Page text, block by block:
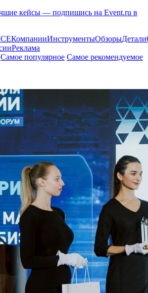
кейсы — подпишись на Event.ru в
КомпанииИнструментыОбзорыДетали
Реклама
Самое популярное Самое рекомендуемое